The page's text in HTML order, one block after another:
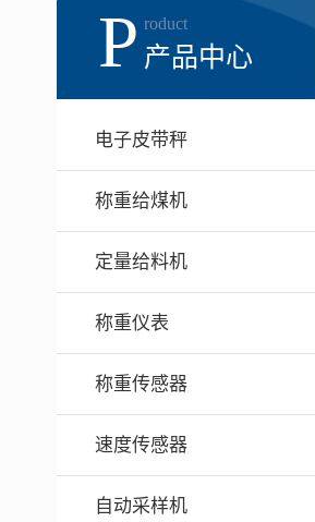
P roduct
产品中心
电子皮带秤
称重给煤机
定量给料机
称重仪表
称重传感器
速度传感器
自动采样机